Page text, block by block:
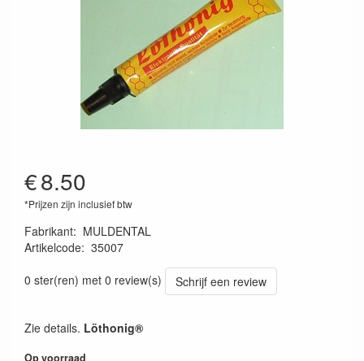
€8.50
*Prijzen zijn inclusief btw
Fabrikant: MULDENTAL
Artikelcode: 35007
0 ster(ren) met 0 review(s)
Schrijf een review
Zie details. Löthonig®
Op voorraad